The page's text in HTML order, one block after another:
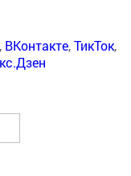
, ВКонтакте,ТикТок,